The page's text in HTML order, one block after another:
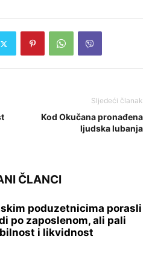
Sljedeći članak
Kod Okučana pronađena
ljudska lubanja
ČLANCI
poduzetnicima porasli
po zaposlenom, ali pali
i likvidnost